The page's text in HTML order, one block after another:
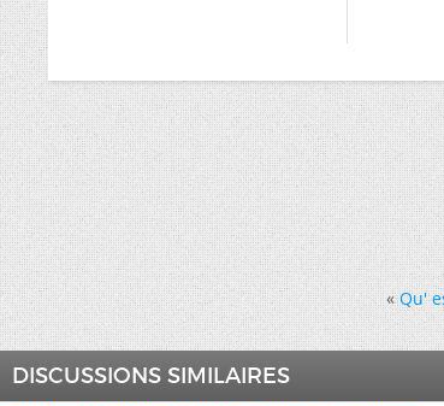
« Qu'
DISCUSSIONS SIMILAIRES